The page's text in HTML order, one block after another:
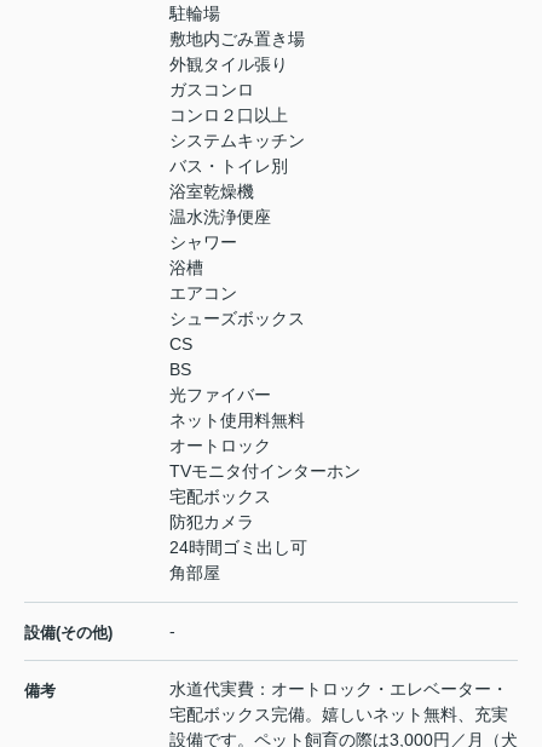
駐輪場
敷地内ごみ置き場
外観タイル張り
ガスコンロ
コンロ２口以上
システムキッチン
バス・トイレ別
浴室乾燥機
温水洗浄便座
シャワー
浴槽
エアコン
シューズボックス
CS
BS
光ファイバー
ネット使用料無料
オートロック
TVモニタ付インターホン
宅配ボックス
防犯カメラ
24時間ゴミ出し可
角部屋
設備(その他) -
備考
水道代実費：オートロック・エレベーター・
宅配ボックス完備。嬉しいネット無料、充実
設備です。ペット飼育の際は3,000円／月（犬